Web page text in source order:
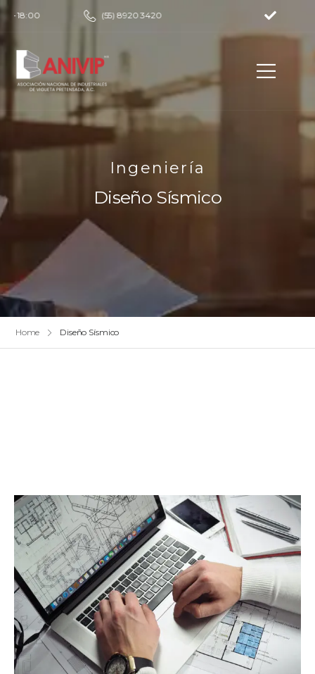
18:00 (55) 8920 3420
Ingeniería
Diseño Sísmico
Home Diseño Sísmico